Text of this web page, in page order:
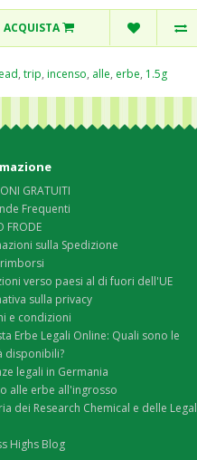
ACQUISTA
, trip, incenso, alle, erbe, 1.5g
GRATUITI
Frequenti
FRODE
sulla Spedizione
rimborsi
verso paesi al di fuori dell'UE
sulla privacy
e condizioni
Erbe Legali Online: Quali sono le
disponibili?
legali in Germania
alle erbe all'ingrosso
dei Research Chemical e delle Legal
Highs Blog